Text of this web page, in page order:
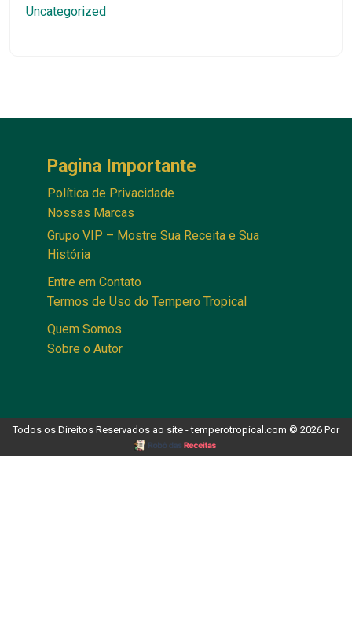
Uncategorized
Pagina Importante
Política de Privacidade
Nossas Marcas
Grupo VIP – Mostre Sua Receita e Sua
História
Entre em Contato
Termos de Uso do Tempero Tropical
Quem Somos
Sobre o Autor
Todos os Direitos Reservados ao site - temperotropical.com © 2026 Por